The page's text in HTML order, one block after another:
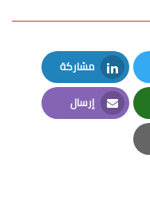
مشاركة
LinkedIn
إرسال
Email